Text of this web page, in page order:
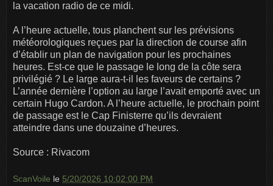
la vacation radio de ce midi.
A l’heure actuelle, tous planchent sur les prévisions
météorologiques reçues par la direction de course afin
d’établir un plan de navigation pour les prochaines
heures. Est-ce que le passage le long de la côte sera
privilégié ? Le large aura-t-il les faveurs de certains ?
L’année dernière l’option au large l’avait emporté avec un
certain Hugo Cardon. A l’heure actuelle, le prochain point
de passage est le Cap Finisterre qu’ils devraient
atteindre dans une douzaine d’heures.
Source : Rivacom
ScanVoile le 5/20/2026 10:02:00 PM